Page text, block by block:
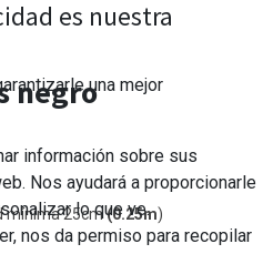
negro
mínima 25cm(0.25m)
es nuestra
una mejor
información sobre sus
Nos ayudará a proporcionarle
lo que ve.
nos da permiso para recopilar